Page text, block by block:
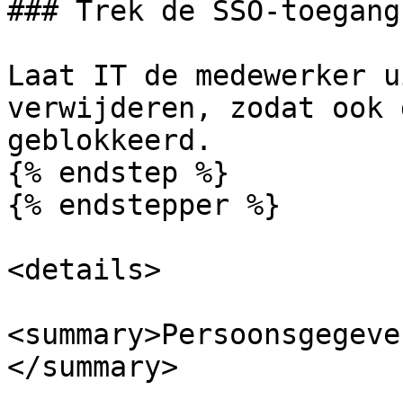
### Trek de SSO-
Laat IT de
verwijderen, zodat ook
geblokkeerd.
{% endstep %}
{% endstepper %}
<details>
</summary>